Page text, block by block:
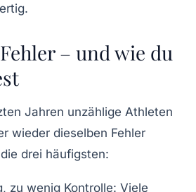
– und wie du
Jahren unzählige Athleten
wieder dieselben Fehler
drei häufigsten:
zu wenig Kontrolle: Viele